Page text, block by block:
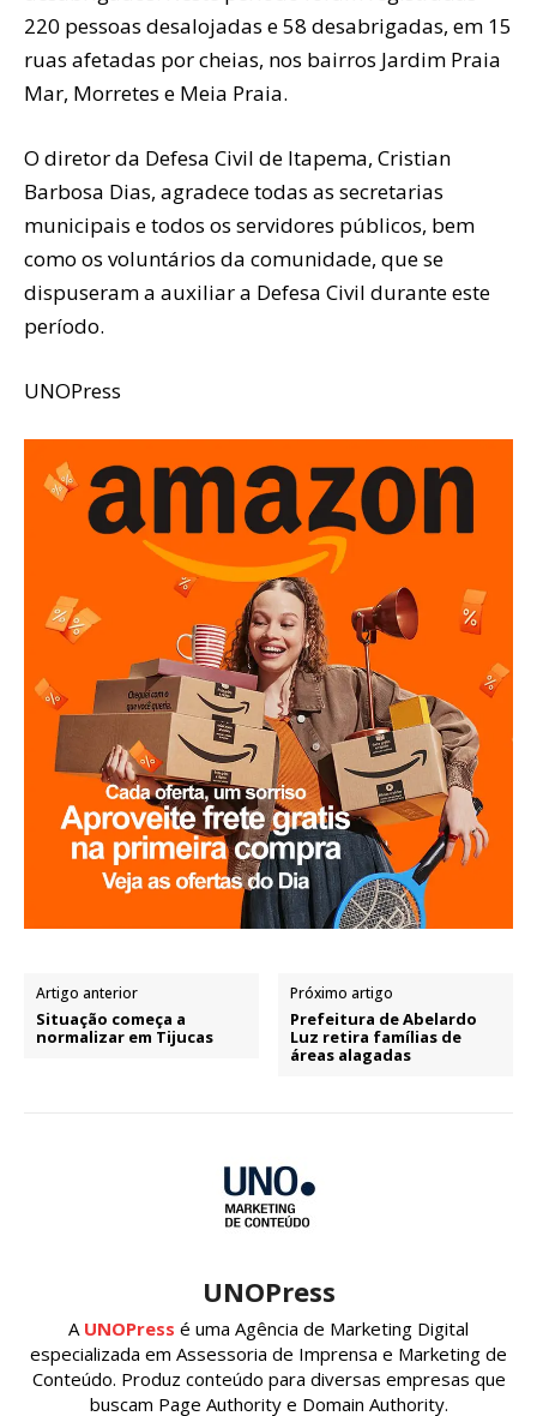
220 pessoas desalojadas e 58 desabrigadas, em 15
ruas afetadas por cheias, nos bairros Jardim Praia
Mar, Morretes e Meia Praia.
O diretor da Defesa Civil de Itapema, Cristian
Barbosa Dias, agradece todas as secretarias
municipais e todos os servidores públicos, bem
como os voluntários da comunidade, que se
dispuseram a auxiliar a Defesa Civil durante este
período.
UNOPress
Artigo anterior
Situação começa a
normalizar em Tijucas
Próximo artigo
Prefeitura de Abelardo
Luz retira famílias de
áreas alagadas
UNOPress
A UNOPress é uma Agência de Marketing Digital
especializada em Assessoria de Imprensa e Marketing de
Conteúdo. Produz conteúdo para diversas empresas que
buscam Page Authority e Domain Authority.